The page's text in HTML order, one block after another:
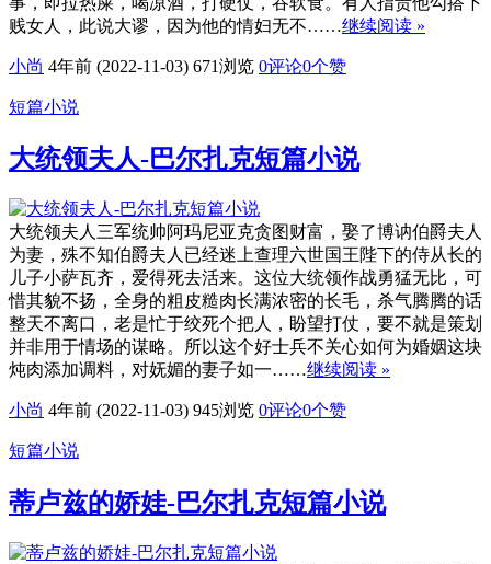
贱女人，此说大谬，因为他的情妇无不……继续阅读 »
小尚 4年前 (2022-11-03) 671浏览 0评论0个赞
短篇小说
大统领夫人-巴尔扎克短篇小说
大统领夫人三军统帅阿玛尼亚克贪图财富，娶了博讷伯爵夫人
为妻，殊不知伯爵夫人已经迷上查理六世国王陛下的侍从长的
儿子小萨瓦齐，爱得死去活来。这位大统领作战勇猛无比，可
惜其貌不扬，全身的粗皮糙肉长满浓密的长毛，杀气腾腾的话
整天不离口，老是忙于绞死个把人，盼望打仗，要不就是策划
并非用于情场的谋略。所以这个好士兵不关心如何为婚姻这块
炖肉添加调料，对妩媚的妻子如一……继续阅读 »
小尚 4年前 (2022-11-03) 945浏览 0评论0个赞
短篇小说
蒂卢兹的娇娃-巴尔扎克短篇小说